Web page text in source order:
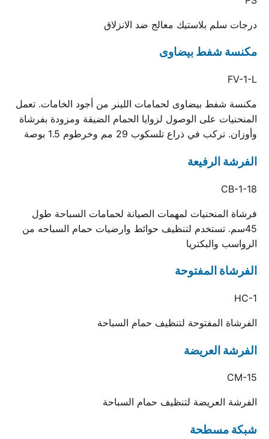
درجات سلم بلاستيك معالج ضد الانزلاق
مكنسة شفط بيضاوى
FV-1-L
مكنسة شفط بيضاوى لحمامات اللينر من أجود الخامات. تعمل
المنحنيات على الوصول لزوايا الحمام الضيقة ومزودة بفرشاة
وأوزان. تركب في ذراع تلسكوب 29 مم وخرطوم 1.5 بوصة
الفرشة الرفيعة
CB-1-18
فرشاة المنحنيات لمهمات الصيانة لحمامات السباحة طول
45سم. تستخدم لتنظيف حوائط وارضيات حمام السباحه من
الرواسب والبكتريا
الفرشاة المفتوحة
HC-1
الفرشاة المفتوحة لتنظيف حمام السباحة
الفرشة العريضة
CM-15
الفرشة العريضة لتنظيف حمام السباحة
شبكة مسطحة